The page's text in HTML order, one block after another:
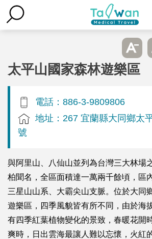
太平山國家森林遊樂區
電話：886-3-9809806
地址：267 宜蘭縣大同鄉太
號
與阿里山、八仙山並列為台灣三大林場
柏聞名，全區面積達一萬兩千餘頃，區
三星山山系、大霸尖山支脈。位於大同
遊樂區，四季風貌皆有所不同，由於海
有四季紅葉植物變化的景致，春暖花開
爽時，日出雲海最讓人難以忘懷，火紅